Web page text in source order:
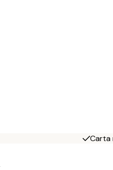
Carta